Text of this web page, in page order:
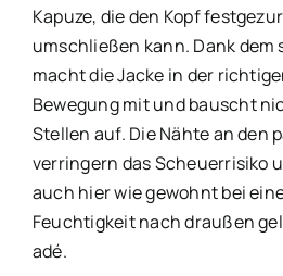
Kapuze, die den Kopf
umschließen kann. Dank
macht die Jacke in der
Bewegung mit und bauscht
Stellen auf. Die Nähte an den
verringern das Scheuerrisiko
auch hier wie gewohnt bei
Feuchtigkeit nach draußen
adé.